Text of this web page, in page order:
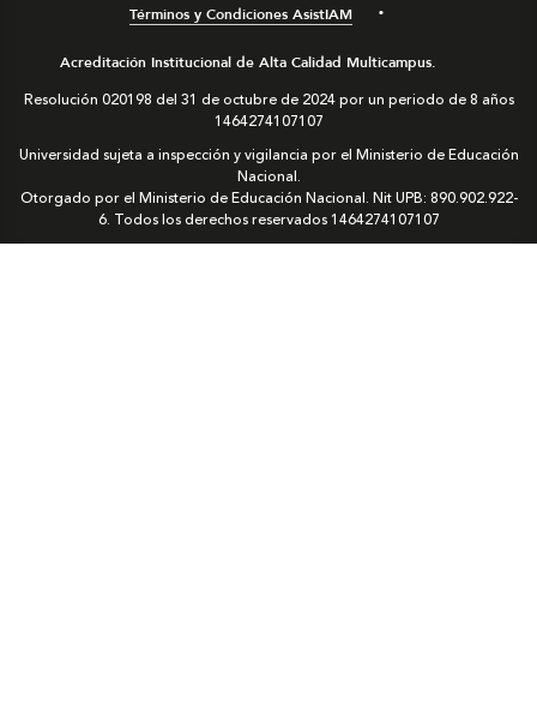
Términos y Condiciones AsistIAM
Acreditación Institucional de Alta Calidad Multicampus.
Resolución 020198 del 31 de octubre de 2024 por un periodo de 8 años
1464274107107
Universidad sujeta a inspección y vigilancia por el Ministerio de Educación
Nacional.
Otorgado por el Ministerio de Educación Nacional. Nit UPB: 890.902.922-
6. Todos los derechos reservados1464274107107